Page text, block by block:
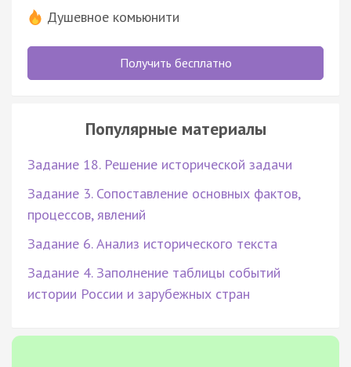
Душевное комьюнити
Получить бесплатно
Популярные материалы
Задание 18. Решение исторической задачи
Задание 3. Сопоставление основных фактов,
процессов, явлений
Задание 6. Анализ исторического текста
Задание 4. Заполнение таблицы событий
истории России и зарубежных стран